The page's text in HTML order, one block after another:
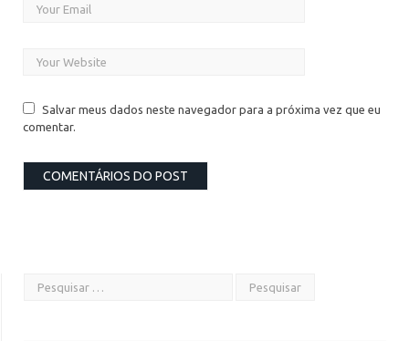
Salvar meus dados neste navegador para a próxima vez que eu
comentar.